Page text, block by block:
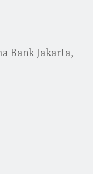
Bank Jakarta,